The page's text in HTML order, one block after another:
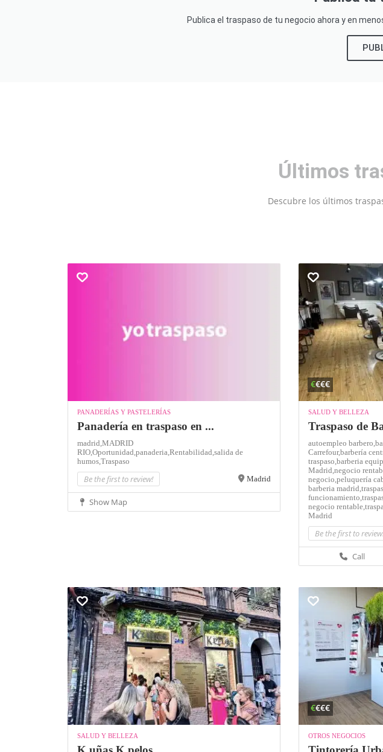
Publica el traspaso de tu negocio ahora y en
Últimos
Descubre los últimos
PANADERÍAS Y PASTELERÍAS
Panadería en traspaso en ...
madrid, MADRID
RIO, Oportunidad, panaderia, Rentabilidad, salida de
humos, Traspaso
Be the first to review! Madrid
Show Map
€€€€
SALUD Y BELLEZA
Traspaso de
autoempleo barbero,
Carrefour,barbería
traspaso,barberia
Madrid,negocio
negocio,peluquería
barberia madrid,
funcionamiento,
negocio rentable,
Madrid
Be the first to
Call
SALUD Y BELLEZA
€€€€
OTROS NEGOCIOS